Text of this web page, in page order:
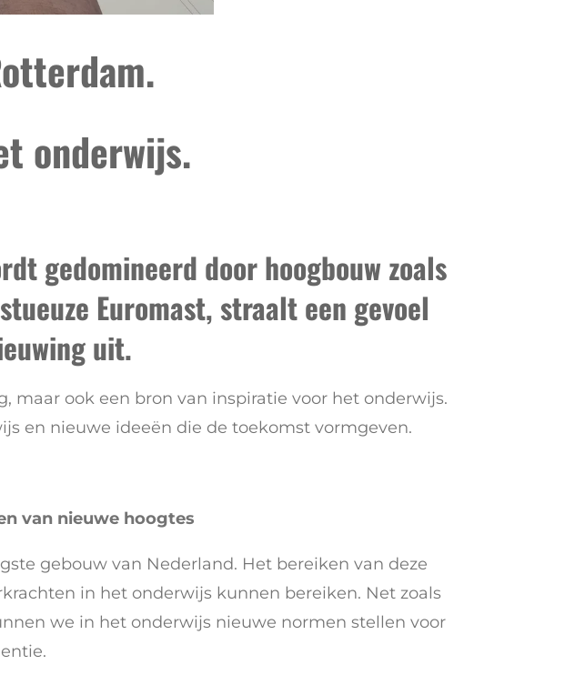
onderwijs.
gedomineerd door hoogbouw zoals
Euromast, straalt een gevoel
uit.
maar ook een bron van inspiratie voor het onderwijs.
en nieuwe ideeën die de toekomst vormgeven.
van nieuwe hoogtes
gebouw van Nederland. Het bereiken van deze
in het onderwijs kunnen bereiken. Net zoals
we in het onderwijs nieuwe normen stellen voor